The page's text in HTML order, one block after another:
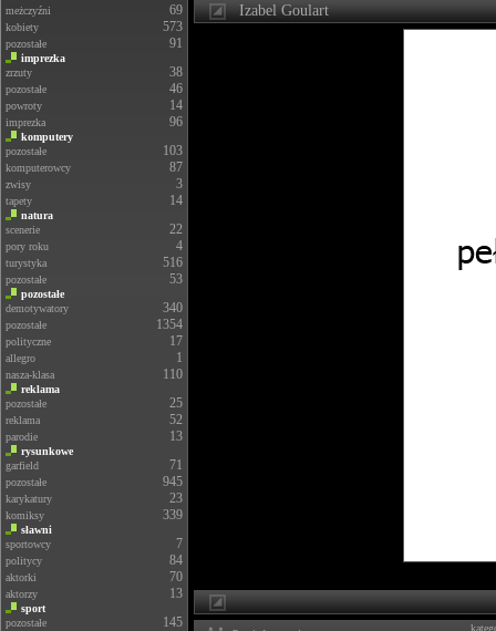
meżczyźni 69
kobiety 573
pozostałe 91
imprezka
zrzuty
38
pozostałe 46
powroty 14
imprezka 96
komputery
pozostałe
103
komputerowcy 87
zwisy 3
tapety 14
natura
scenerie
22
pory roku 4
turystyka 516
pozostałe 53
pozostałe
demotywatory
340
pozostałe 1354
polityczne 17
allegro 1
nasza-klasa 110
reklama
pozostałe
25
reklama 52
parodie 13
rysunkowe
garfield
71
pozostałe 945
karykatury 23
komiksy 339
sławni
sportowcy
7
politycy 84
aktorki 70
aktorzy 13
sport
pozostałe
145
Izabel Goulart